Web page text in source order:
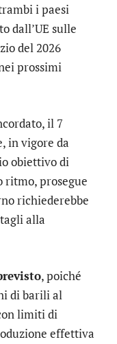
i paesi
dall’UE sulle
del 2026
prossimi
il 7
in vigore da
obiettivo di
ritmo, prosegue
richiederebbe
alla
, poiché
di barili al
limiti di
effettiva